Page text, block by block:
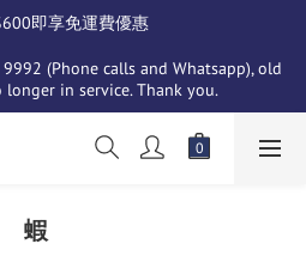
即享免運費優惠
(Phone calls and Whatsapp), old
in service. Thank you.
蝦